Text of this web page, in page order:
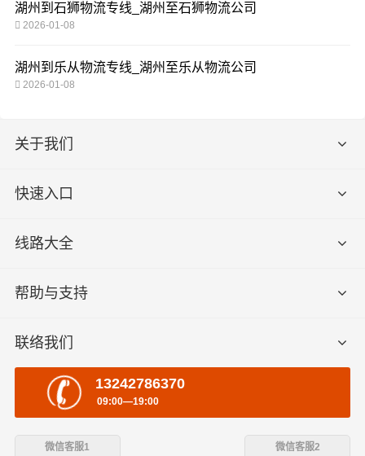
湖州到石狮物流专线_湖州至石狮物流公司
2026-01-08
湖州到乐从物流专线_湖州至乐从物流公司
2026-01-08
关于我们
快速入口
线路大全
帮助与支持
联络我们
13242786370
09:00—19:00
微信客服1 微信客服2